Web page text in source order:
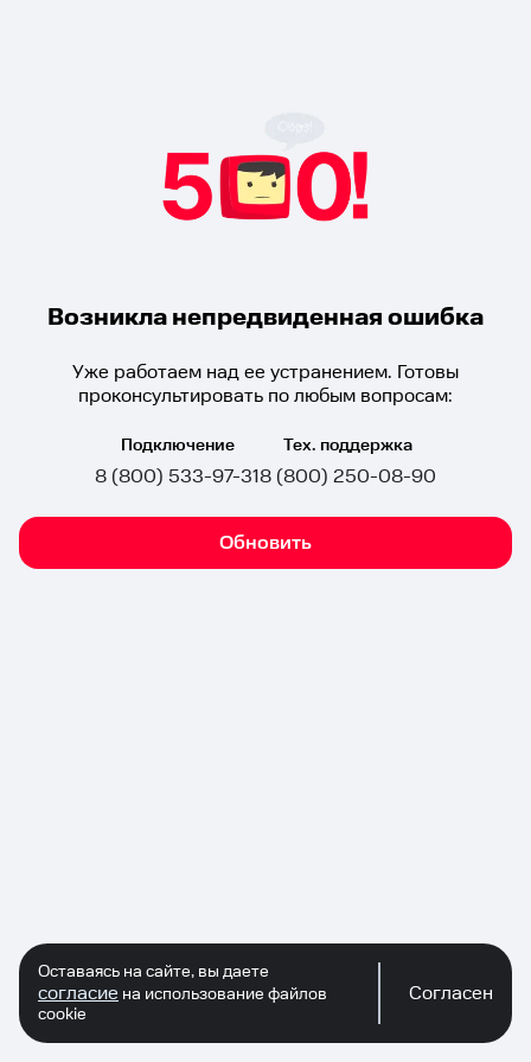
Возникла непредвиденная ошибка
Уже работаем над ее устранением. Готовы
проконсультировать по любым вопросам:
Подключение
8 (800) 533-97-31
Тех. поддержка
8 (800) 250-08-90
Обновить
Оставаясь на сайте, вы даете
согласие на использование файлов
cookie
Согласен